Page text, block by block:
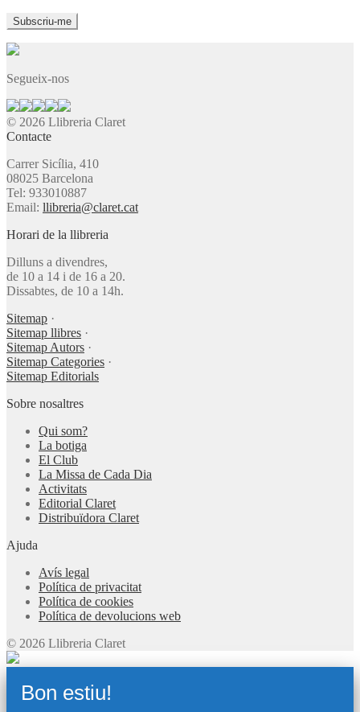
Segueix-nos
© 2026 Llibreria Claret
Contacte
Carrer Sicília, 410
08025 Barcelona
Tel: 933010887
Email: llibreria@claret.cat
Horari de la llibreria
Dilluns a divendres,
de 10 a 14 i de 16 a 20.
Dissabtes, de 10 a 14h.
Sitemap ·
Sitemap llibres ·
Sitemap Autors ·
Sitemap Categories ·
Sitemap Editorials
Sobre nosaltres
Qui som?
La botiga
El Club
La Missa de Cada Dia
Activitats
Editorial Claret
Distribuïdora Claret
Ajuda
Avís legal
Política de privacitat
Política de cookies
Política de devolucions web
© 2026 Llibreria Claret
Bon estiu!